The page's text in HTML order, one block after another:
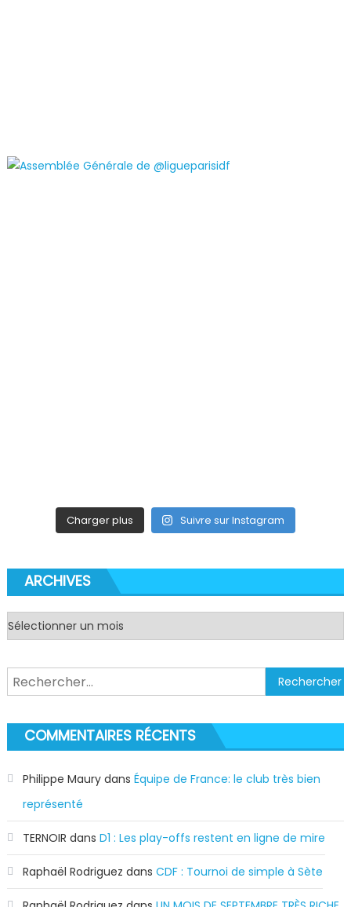
Charger plus Suivre sur Instagram
ARCHIVES
Archives
Rechercher :
COMMENTAIRES RÉCENTS
Philippe Maurydans Équipe de France: le club très bien
représenté
TERNOIR dans D1 : Les play-offs restent en ligne de mire
Raphaël Rodriguez dans CDF : Tournoi de simple à Sète